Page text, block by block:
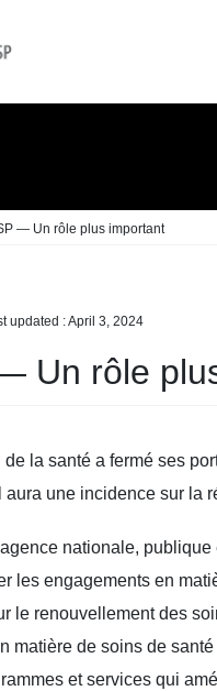
— Un rôle plus important
updated :April 3, 2024
Un rôle
la santé a fermé ses
une incidence sur la
nationale,
les engagements en
le renouvellement des
matière de soins de
et services qui